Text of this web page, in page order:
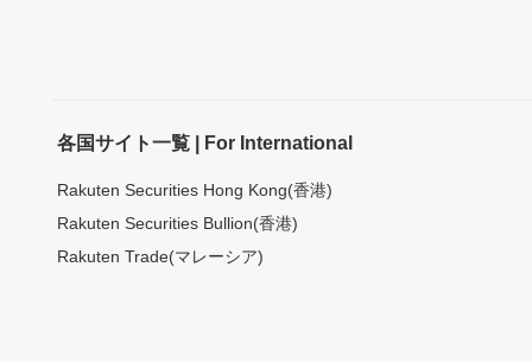
各国サイト一覧 | For International
Rakuten Securities Hong Kong(香港)
Rakuten Securities Bullion(香港)
Rakuten Trade(マレーシア)